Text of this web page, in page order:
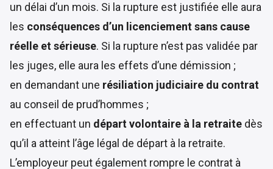
un délai d’un mois. Si la rupture est justifiée elle aura
les conséquences d’un licenciement sans cause
réelle et sérieuse. Si la rupture n’est pas validée par
les juges, elle aura les effets d’une démission ;
en demandant une résiliation judiciaire du contrat
au conseil de prud’hommes ;
en effectuant un départ volontaire à la retraite dès
qu’il a atteint l’âge légal de départ à la retraite.
L’employeur peut également rompre le contrat à